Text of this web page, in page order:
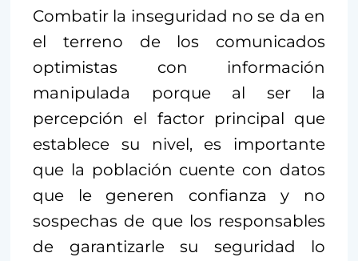
Combatir la inseguridad no se da en
el terreno de los comunicados
optimistas con información
manipulada porque al ser la
percepción el factor principal que
establece su nivel, es importante
que la población cuente con datos
que le generen confianza y no
sospechas de que los responsables
de garantizarle su seguridad lo